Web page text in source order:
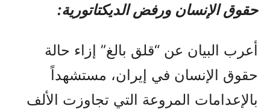
حقوق الإنسان ورفض الديكتاتورية:
أعرب البيان عن “قلق بالغ” إزاء حالة
حقوق الإنسان في إيران، مستشهداً
بالإعدامات المروعة التي تجاوزت الألف